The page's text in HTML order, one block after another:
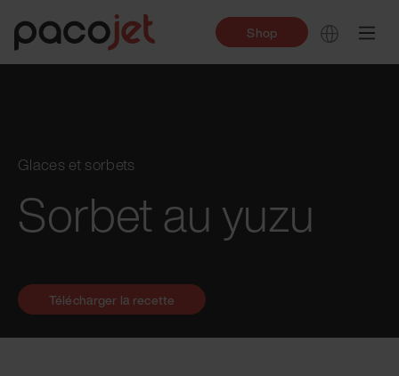
Shop
Glaces et sorbets
Sorbet au yuzu
Télécharger la recette